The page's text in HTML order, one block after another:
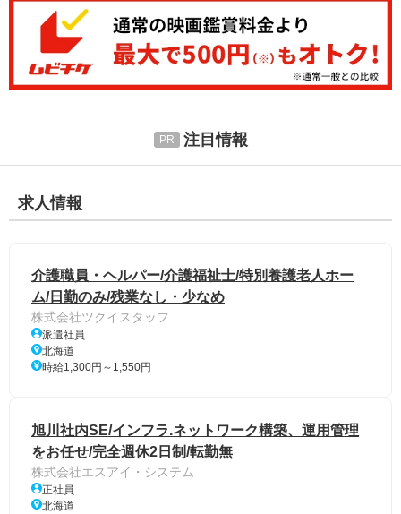
注目情報
求人情報
介護職員・ヘルパー/介護福祉士/特別養護老人ホー
ム/日勤のみ/残業なし・少なめ
株式会社ツクイスタッフ
派遣社員
北海道
時給1,300円～1,550円
旭川社内SE/インフラ.ネットワーク構築、運用管理
をお任せ/完全週休2日制/転勤無
株式会社エスアイ・システム
正社員
北海道